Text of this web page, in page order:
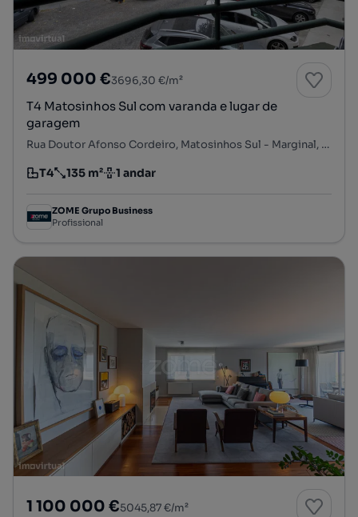
499 000 €3696,30 €/m²
T4 Matosinhos Sul com varanda e lugar de
garagem
Rua Doutor Afonso Cordeiro, Matosinhos Sul - Marginal, Matosinhos e Leça da Palmeira, Matosinhos, Porto
Tipologia
T4
Preço por metro quadrado
135 m²
Andar 1 andar
ZOME Grupo Business
Profissional
1 100 000 €5045,87 €/m²